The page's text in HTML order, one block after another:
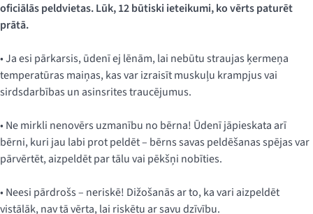
oficiālās peldvietas. Lūk, 12 būtiski ieteikumi, ko vērts paturēt
prātā.
• Ja esi pārkarsis, ūdenī ej lēnām, lai nebūtu straujas ķermeņa
temperatūras maiņas, kas var izraisīt muskuļu krampjus vai
sirdsdarbības un asinsrites traucējumus.
• Ne mirkli nenovērs uzmanību no bērna! Ūdenī jāpieskata arī
bērni, kuri jau labi prot peldēt – bērns savas peldēšanas spējas var
pārvērtēt, aizpeldēt par tālu vai pēkšņi nobīties.
• Neesi pārdrošs – neriskē! Dižošanās ar to, ka vari aizpeldēt
vistālāk, nav tā vērta, lai riskētu ar savu dzīvību.